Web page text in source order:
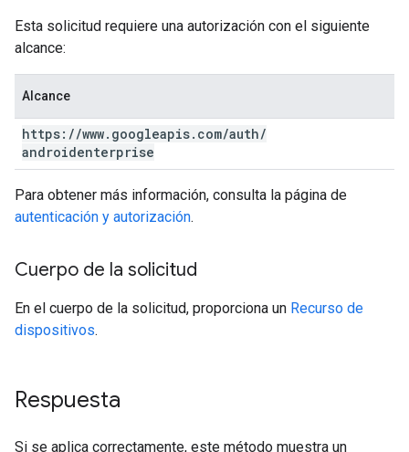
Esta solicitud requiere una autorización con el siguiente
alcance:
Alcance
https: //www. googleapis. com/auth/
androidenterprise
Para obtener más información, consulta la página de
autenticación y autorización.
Cuerpo de la solicitud
En el cuerpo de la solicitud, proporciona un Recurso de
dispositivos.
Respuesta
Si se aplica correctamente, este método muestra un